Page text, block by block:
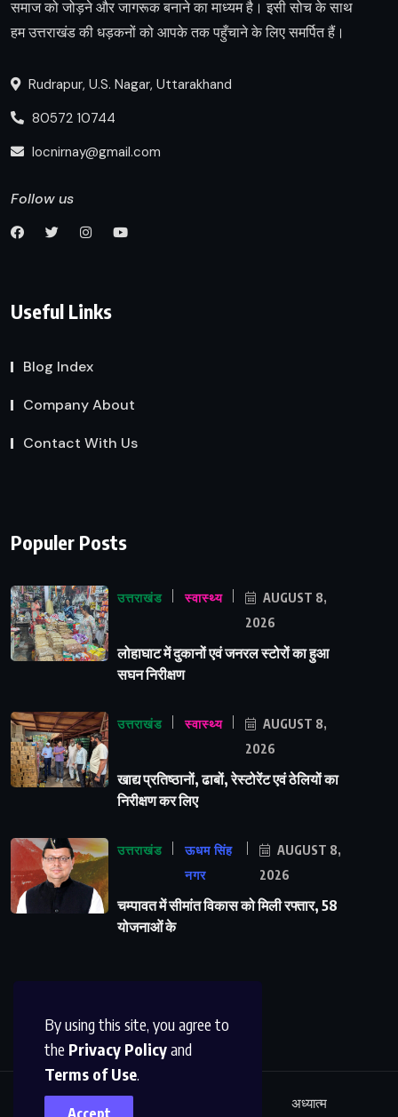
By using this site, you agree to
the Privacy Policyand
Terms of Use.
Accept
समाज को जोड़ने और जागरूक बनाने का माध्यम है। इसी सोच के साथ
हम उत्तराखंड की धड़कनों को आपके तक पहुँचाने के लिए समर्पित हैं।
Rudrapur, U.S. Nagar, Uttarakhand
80572 10744
locnirnay@gmail.com
Follow us
Useful Links
Blog Index
Company About
Contact With Us
Populer Posts
उत्तराखंड स्वास्थ्य
AUGUST 8,
2026
लोहाघाट में दुकानों एवं जनरल स्टोरों का हुआ
सघन निरीक्षण
उत्तराखंड स्वास्थ्य
AUGUST 8,
2026
खाद्य प्रतिष्ठानों, ढाबों, रेस्टोरेंट एवं ठेलियों का
निरीक्षण कर लिए
उत्तराखंड
ऊधम सिंह
नगर
AUGUST 8,
2026
चम्पावत में सीमांत विकास को मिली रफ्तार, 58
योजनाओं के
ऊधम सिंह नगर अध्यात्म